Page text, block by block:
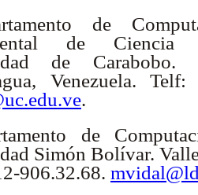
de
de Ciencia
de Carabobo.
Venezuela. Telf:
.
de
Simón Bolívar.
906.32.68.